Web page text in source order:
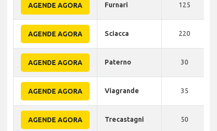
AGENDE AGORA Furnari 125
AGENDE AGORA Sciacca 220
AGENDE AGORA Paterno 30
AGENDE AGORA Viagrande 35
AGENDE AGORA Trecastagni 50